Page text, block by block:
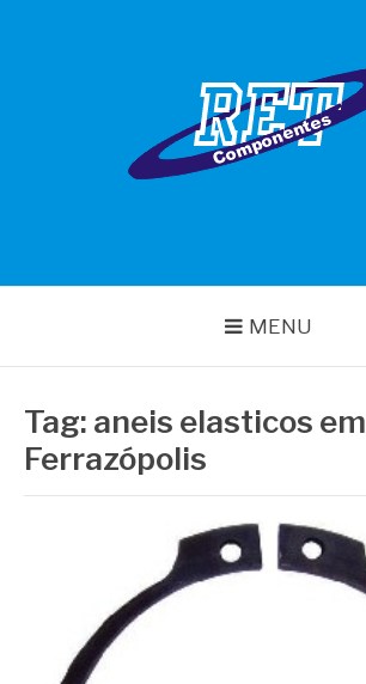
MENU
Tag: aneis elasticos em
Ferrazópolis